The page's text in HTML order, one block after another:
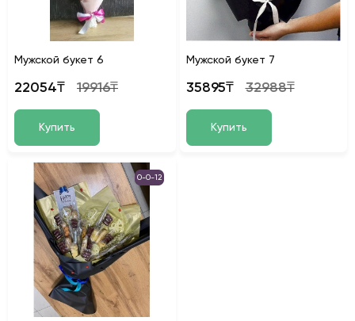
Мужской букет 6
22054₸ 19916₸
Купить
Мужской букет 7
35895₸ 32988₸
Купить
0-0-12